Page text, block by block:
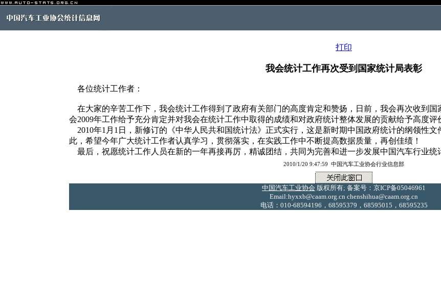
打印
我会统计工作再次受到国家统计局表彰
各位统计工作者：
在大家的辛苦工作下，我会统计工作得到了政府有关部门的高度肯定和赞扬，日前，我会再次收到
会2009年工作给予充分肯定并对我会在统计工作中取得的成绩和对政府统计整体发展的贡献给予高度评
2010年1月1日，新修订的《中华人民共和国统计法》正式实行，这是新时期中国政府统计的纲领性
此，希望今年广大统计工作者认真学习，贯彻落实，在实践工作中不断提高数据质量，再创佳绩！
最后，祝愿统计工作人员在新的一年再接再厉，精诚团结，共同为完善和进一步发展中国汽车行业统
2010/1/20 9:47:59 中国汽车工业协会行业信息部
中国汽车工业协会 版权所有; 备案号：京ICP备05046961
Email:hyxxb@caam.org.cn chenshihua@caam.org.cn
电话：010-68594196，68595379，68595015，68595235